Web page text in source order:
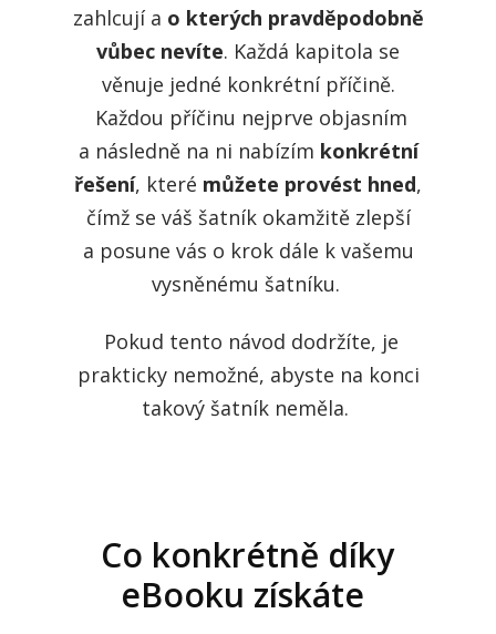
zahlcují a o kterých pravděpodobně
vůbec nevíte. Každá kapitola se
věnuje jedné konkrétní příčině.
Každou příčinu nejprve objasním
a následně na ni nabízím konkrétní
řešení, které můžete provést hned,
čímž se váš šatník okamžitě zlepší
a posune vás o krok dále k vašemu
vysněnému šatníku.
Pokud tento návod dodržíte, je
prakticky nemožné, abyste na konci
takový šatník neměla.
Co konkrétně díky
eBooku získáte